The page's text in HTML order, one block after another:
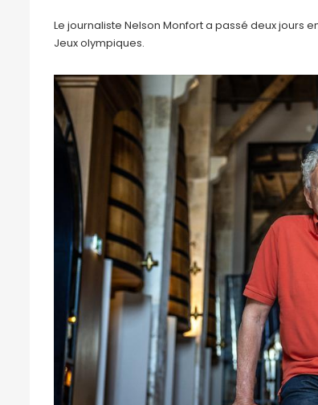
Le journaliste Nelson Monfort a passé deux jours
Jeux olympiques.